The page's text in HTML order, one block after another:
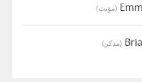
(مؤنث)
(مذكر)